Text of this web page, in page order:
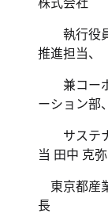
執行役員
推進担当、
兼コーポ
ーション部、
サステナ
当 田中 克
東京都産
長